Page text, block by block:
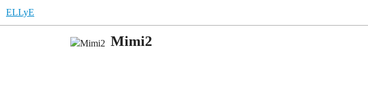
ELLyE
Mimi2